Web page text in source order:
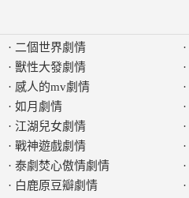
· 二個世界劇情
· 獸性大發劇情
· 感人的mv劇情
· 如月劇情
· 江湖兒女劇情
· 戰神遊戲劇情
· 泰劇焚心傲情劇情
· 白鹿原豆瓣劇情
·
·
·
·
·
·
·
·